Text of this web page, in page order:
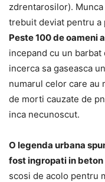
zdrentarosilor).
trebuit deviat pentru a
Peste 100 de oameni
incepand cu un
incerca sa gaseasca
numarul celor care au
de morti cauzate de
inca necunoscut.
O legenda urbana
fost ingropati in beton
scosi de acolo pentru